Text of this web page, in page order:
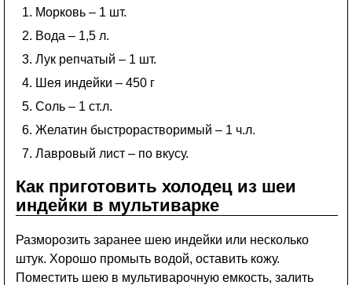
Морковь – 1 шт.
Вода – 1,5 л.
Лук репчатый – 1 шт.
Шея индейки – 450 г
Соль – 1 ст.л.
Желатин быстрорастворимый – 1 ч.л.
Лавровый лист – по вкусу.
Как приготовить холодец из шеи
индейки в мультиварке
Разморозить заранее шею индейки или несколько
штук. Хорошо промыть водой, оставить кожу.
Поместить шею в мультиварочную емкость, залить